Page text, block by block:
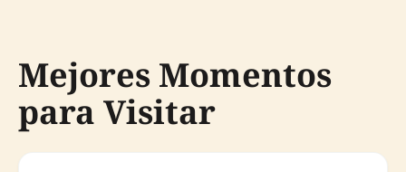
Mejores Momentos
para Visitar